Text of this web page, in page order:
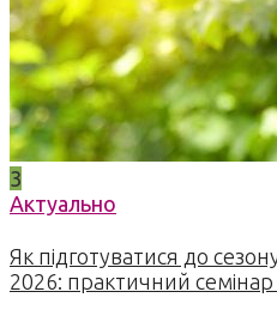
3
Актуально
Як підготуватися до
2026: практичний семінар